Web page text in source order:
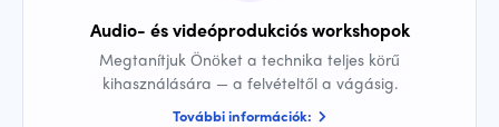
Audio- és videóprodukciós workshopok
Megtanítjuk Önöket a technika teljes körű
kihasználására — a felvételtől a vágásig.
További információk: